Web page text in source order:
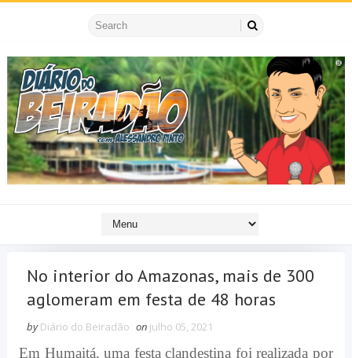
No interior do Amazonas, mais de 300
aglomeram em festa de 48 horas
by Diário do Beiradão on julho 05, 2021
Em Humaitá, uma festa clandestina foi realizada por